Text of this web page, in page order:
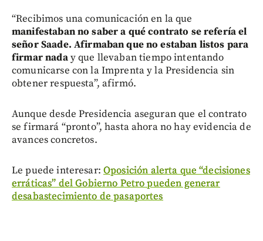
“Recibimos una comunicación en la que
manifestaban no saber a qué contrato se refería el
señor Saade. Afirmaban que no estaban listos para
firmar naday que llevaban tiempo intentando
comunicarse con la Imprenta y la Presidencia sin
obtener respuesta”, afirmó.
Aunque desde Presidencia aseguran que el contrato
se firmará “pronto”, hasta ahora no hay evidencia de
avances concretos.
Le puede interesar: Oposición alerta que “decisiones
erráticas” del Gobierno Petro pueden generar
desabastecimiento de pasaportes